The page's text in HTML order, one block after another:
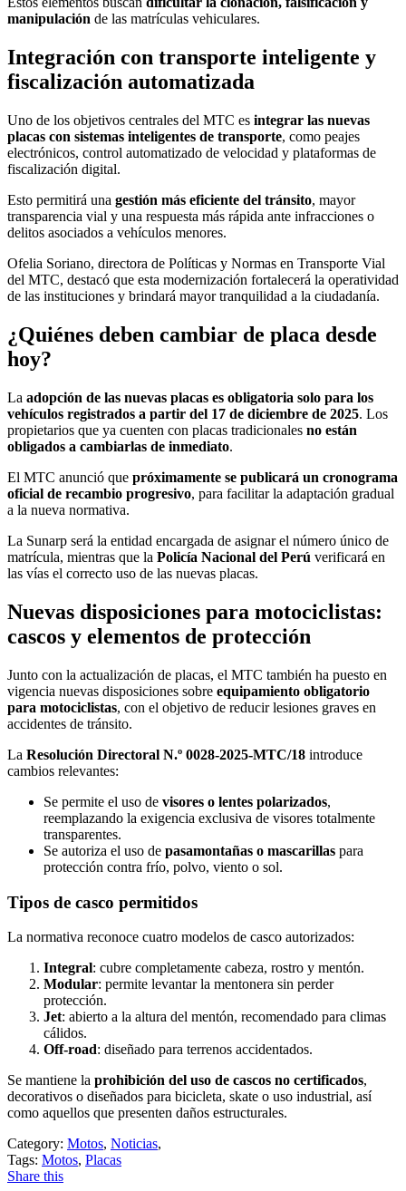
manipulación de las matrículas vehiculares.
Integración con transporte inteligente y
fiscalización automatizada
Uno de los objetivos centrales del MTC es integrar las nuevas
placas con sistemas inteligentes de transporte, como peajes
electrónicos, control automatizado de velocidad y plataformas de
fiscalización digital.
Esto permitirá una gestión más eficiente del tránsito, mayor
transparencia vial y una respuesta más rápida ante infracciones o
delitos asociados a vehículos menores.
Ofelia Soriano, directora de Políticas y Normas en Transporte Vial
del MTC, destacó que esta modernización fortalecerá la operatividad
de las instituciones y brindará mayor tranquilidad a la ciudadanía.
¿Quiénes deben cambiar de placa desde
hoy?
La adopción de las nuevas placas es obligatoria solo para los
vehículos registrados a partir del 17 de diciembre de 2025. Los
propietarios que ya cuenten con placas tradicionales no están
obligados a cambiarlas de inmediato.
El MTC anunció que próximamente se publicará un cronograma
oficial de recambio progresivo, para facilitar la adaptación gradual
a la nueva normativa.
La Sunarp será la entidad encargada de asignar el número único de
matrícula, mientras que la Policía Nacional del Perú verificará en
las vías el correcto uso de las nuevas placas.
Nuevas disposiciones para motociclistas:
cascos y elementos de protección
Junto con la actualización de placas, el MTC también ha puesto en
vigencia nuevas disposiciones sobre equipamiento obligatorio
para motociclistas, con el objetivo de reducir lesiones graves en
accidentes de tránsito.
La Resolución Directoral N.º 0028-2025-MTC/18 introduce
cambios relevantes:
Se permite el uso de visores o lentes polarizados,
reemplazando la exigencia exclusiva de visores totalmente
transparentes.
Se autoriza el uso de pasamontañas o mascarillas para
protección contra frío, polvo, viento o sol.
Tipos de casco permitidos
La normativa reconoce cuatro modelos de casco autorizados:
Integral: cubre completamente cabeza, rostro y mentón.
Modular: permite levantar la mentonera sin perder
protección.
Jet: abierto a la altura del mentón, recomendado para climas
cálidos.
Off-road: diseñado para terrenos accidentados.
Se mantiene la prohibición del uso de cascos no certificados,
decorativos o diseñados para bicicleta, skate o uso industrial, así
como aquellos que presenten daños estructurales.
Category: Motos, Noticias,
Tags: Motos, Placas
Share this